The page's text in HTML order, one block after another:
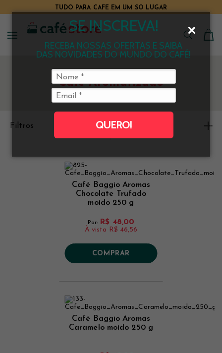
SE INSCREVA!
RECEBA NOSSAS OFERTAS E SAIBA
DAS NOVIDADES DO MUNDO DO CAFÉ!
QUERO!
TUDO PARA CAFÉ EM UM SÓ LUGAR
Café Aromatizado
Filtros Ordenar
Café Baggio Aromas
Chocolate Trufado
moído 250 g
Por: R$ 48,00
À vista R$ 46,56
COMPRAR
Café Baggio Aromas
Caramelo moído 250 g